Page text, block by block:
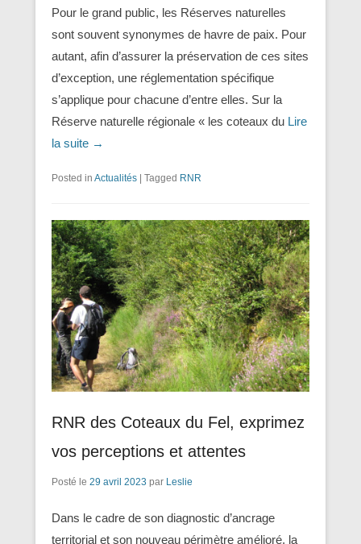
Pour le grand public, les Réserves naturelles
sont souvent synonymes de havre de paix. Pour
autant, afin d’assurer la préservation de ces sites
d’exception, une réglementation spécifique
s’applique pour chacune d’entre elles. Sur la
Réserve naturelle régionale « les coteaux du Lire
la suite →
Posted in Actualités Tagged RNR
RNR des Coteaux du Fel, exprimez
vos perceptions et attentes
Posté le 29 avril 2023 par Leslie
Dans le cadre de son diagnostic d’ancrage
territorial et son nouveau périmètre amélioré, la